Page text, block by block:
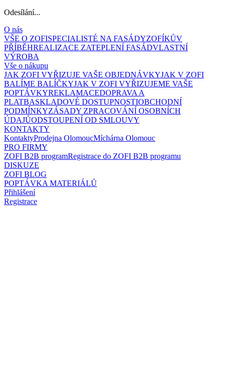
Odesílání...
O nás
VŠE O ZOFISPECIALISTÉ NA FASÁDYZOFÍKŮV
PŘÍBĚHREALIZACE ZATEPLENÍ FASÁDVLASTNÍ
VÝROBA
Vše o nákupu
JAK ZOFI VYŘIZUJE VAŠE OBJEDNÁVKYJAK V ZOFI
BALÍME BALÍČKYJAK V ZOFI VYŘIZUJEME VAŠE
POPTÁVKYREKLAMACEDOPRAVA A
PLATBASKLADOVÉ DOSTUPNOSTIOBCHODNÍ
PODMÍNKYZÁSADY ZPRACOVÁNÍ OSOBNÍCH
ÚDAJŮODSTOUPENÍ OD SMLOUVY
KONTAKTY
KontaktyProdejna OlomoucMíchárna Olomouc
PRO FIRMY
ZOFI B2B programRegistrace do ZOFI B2B programu
DISKUZE
ZOFI BLOG
POPTÁVKA MATERIÁLŮ
Přihlášení
Registrace